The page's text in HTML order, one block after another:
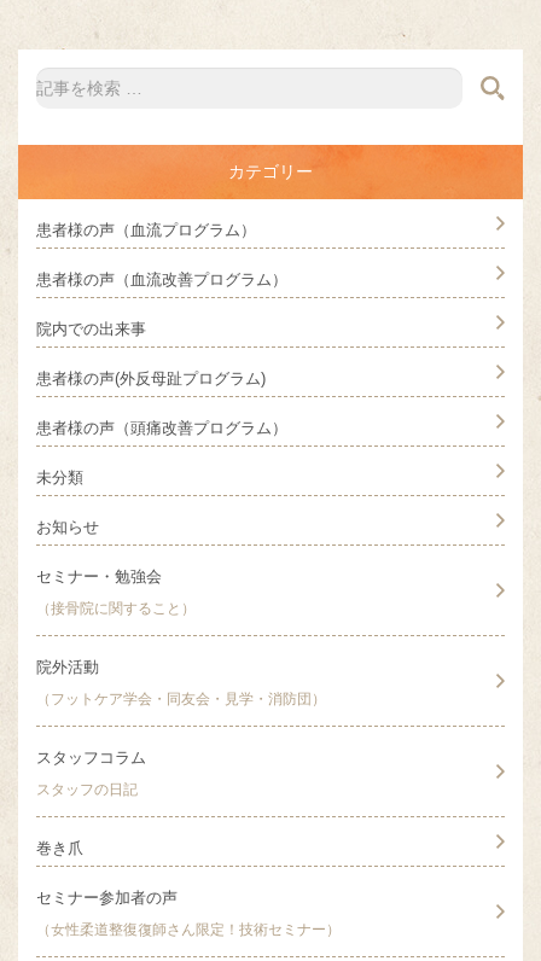
カテゴリー
患者様の声（血流プログラム）
患者様の声（血流改善プログラム）
院内での出来事
患者様の声(外反母趾プログラム)
患者様の声（頭痛改善プログラム）
未分類
お知らせ
セミナー・勉強会
（接骨院に関すること）
院外活動
（フットケア学会・同友会・見学・消防団）
スタッフコラム
スタッフの日記
巻き爪
セミナー参加者の声
（女性柔道整復復師さん限定！技術セミナー）